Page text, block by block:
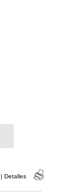
| Detalles